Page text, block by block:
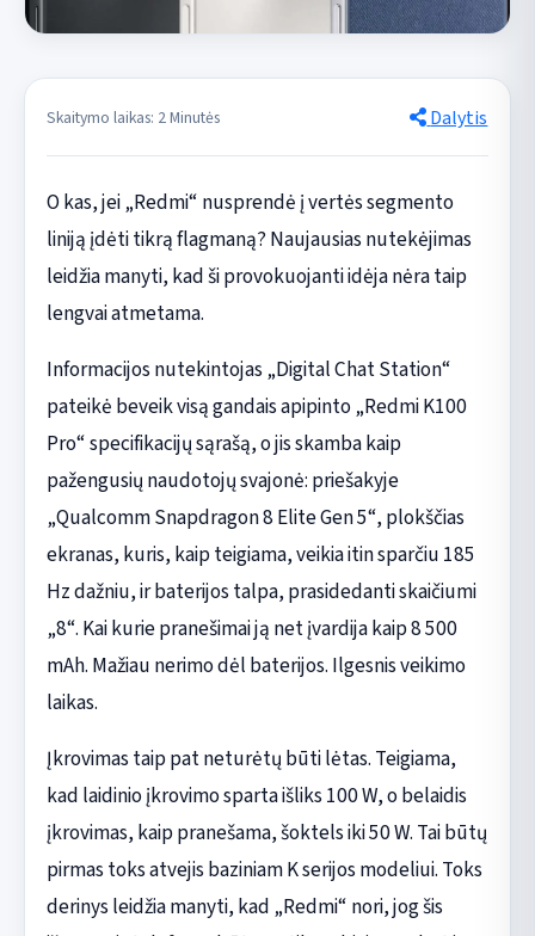
Skaitymo laikas: 2 Minutės Dalytis
O kas, jei „Redmi“ nusprendė į vertės segmento
liniją įdėti tikrą flagmaną? Naujausias nutekėjimas
leidžia manyti, kad ši provokuojanti idėja nėra taip
lengvai atmetama.
Informacijos nutekintojas „Digital Chat Station“
pateikė beveik visą gandais apipinto „Redmi K100
Pro“ specifikacijų sąrašą, o jis skamba kaip
pažengusių naudotojų svajonė: priešakyje
„Qualcomm Snapdragon 8 Elite Gen 5“, plokščias
ekranas, kuris, kaip teigiama, veikia itin sparčiu 185
Hz dažniu, ir baterijos talpa, prasidedanti skaičiumi
„8“. Kai kurie pranešimai ją net įvardija kaip 8 500
mAh. Mažiau nerimo dėl baterijos. Ilgesnis veikimo
laikas.
Įkrovimas taip pat neturėtų būti lėtas. Teigiama,
kad laidinio įkrovimo sparta išliks 100 W, o belaidis
įkrovimas, kaip pranešama, šoktels iki 50 W. Tai būtų
pirmas toks atvejis baziniam K serijos modeliui. Toks
derinys leidžia manyti, kad „Redmi“ nori, jog šis